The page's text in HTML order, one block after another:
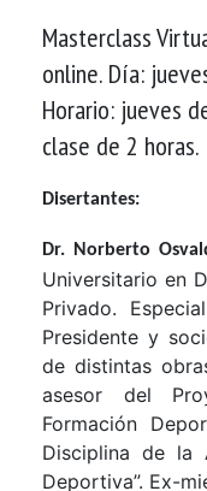
Masterclass
online. Día:
Horario: jueves
clase de 2 horas.
Disertantes:
Dr. Norberto
Universitario en
Privado.
Presidente y
de distintas
asesor del
Formación
Disciplina de la
Deportiva”. Ex-